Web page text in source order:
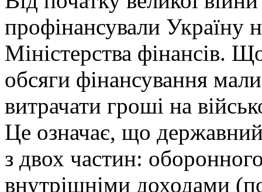
профінансували Україну
Міністерства фінансів.
обсяги фінансування
витрачати гроші на
Це означає, що
з двох частин:
внутрішніми доходами